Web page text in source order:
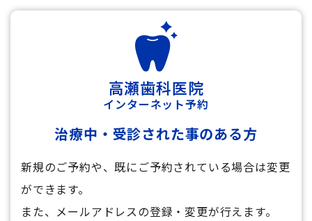
高瀬歯科医院
インターネット予約
治療中・受診された事のある方
新規のご予約や、既にご予約されている場合は変更
ができます。
また、メールアドレスの登録・変更が行えます。